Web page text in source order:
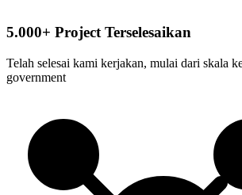
5.000+ Project Terselesaikan
Telah selesai kami kerjakan, mulai dari skala
government